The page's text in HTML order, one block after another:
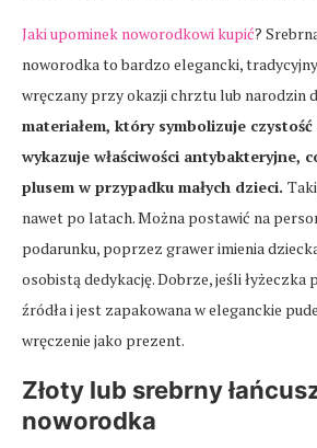
Jaki upominek noworodkowi kupić?
noworodka to bardzo elegancki,
wręczany przy okazji chrztu lub narodzin
materiałem, który symbolizuje
wykazuje właściwości antybakteryjne,
plusem w przypadku małych dzieci.
nawet po latach. Można postawić na
podarunku, poprzez grawer imienia
osobistą dedykację. Dobrze, jeśli łyżeczka
źródła i jest zapakowana w eleganckie
wręczenie jako prezent.
Złoty lub srebrny
noworodka